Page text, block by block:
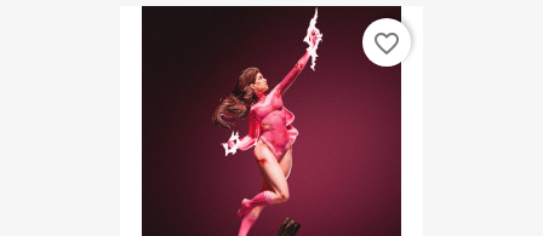
favorite_border